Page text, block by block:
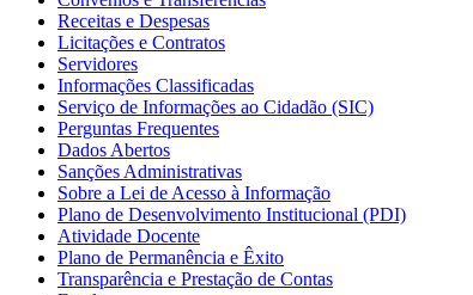
Receitas e Despesas
Licitações e Contratos
Servidores
Informações Classificadas
Serviço de Informações ao Cidadão (SIC)
Perguntas Frequentes
Dados Abertos
Sanções Administrativas
Sobre a Lei de Acesso à Informação
Plano de Desenvolvimento Institucional (PDI)
Atividade Docente
Plano de Permanência e Êxito
Transparência e Prestação de Contas